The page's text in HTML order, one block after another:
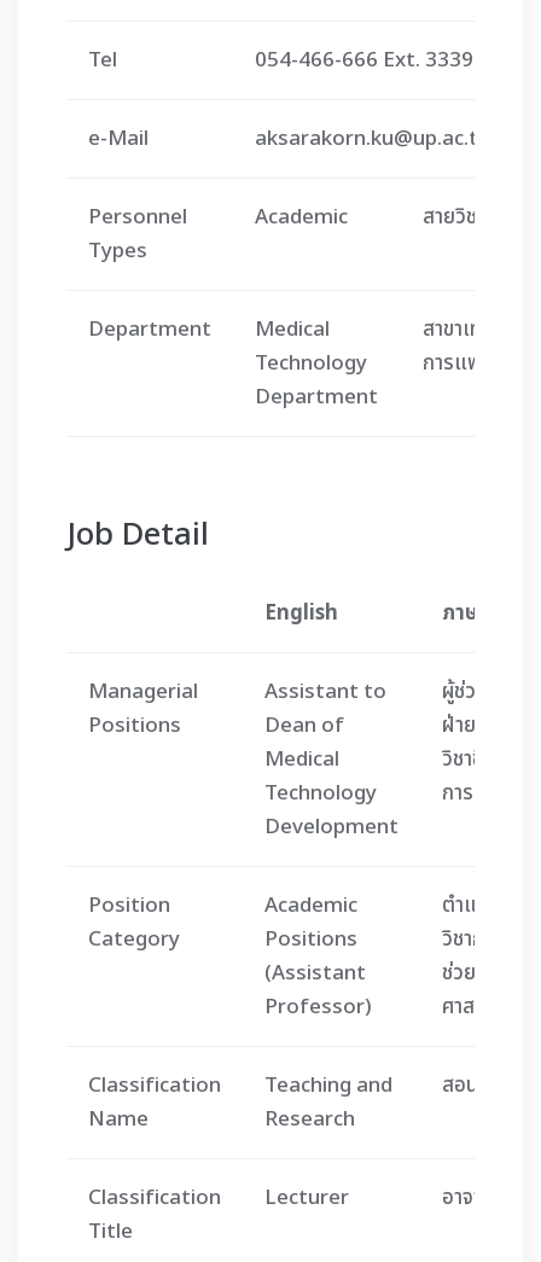
Tel 054-466-666 Ext. 3339
e-Mail aksarakorn.ku@up.ac.th
Personnel
Types
Academic สายวิชาการ
Department
Medical
Technology
Department
สาขาเทคนิค
การแพทย์
Job Detail
English ภาษาไทย
Managerial
Positions
Assistant to
Dean of
Medical
Technology
Development
ผู้ช่วยคณบดี
ฝ่ายพัฒนา
วิชาชีพเทค
การแพทย์
Position
Category
Academic
Positions
(Assistant
Professor)
ตำแหน่ง
วิชาการ (ผู้
ช่วย
ศาสตราจา
Classification
Name
Teaching and
Research
สอนและวิจั
Classification
Title
Lecturer อาจารย์